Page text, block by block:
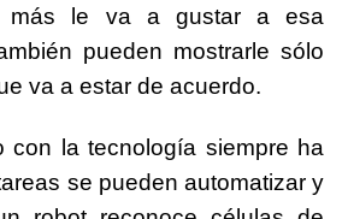
más le va a gustar a esa
pueden mostrarle sólo
va a estar de acuerdo.
con la tecnología siempre ha
se pueden automatizar y